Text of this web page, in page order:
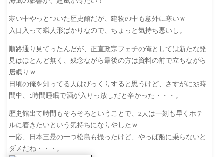
寒い中やっとついた歴史館だが、建物の中も意外に寒いｗ
入口入って蝋人形ばかりなので、ちょっと気持ち悪いし。
順路通り見てったんだが、正直政宗フェチの俺としては新たな発
見はほとんど無く、残念ながら最後の方は資料の前で立ちながら
居眠りｗ
日頃の俺を知ってる人はびっくりすると思うけど、さすがに33時
間中、1時間睡眠で酒が入りっ放しだと辛かった・・・。
歴史館出て時間もそろそろということで、2人は一刻も早くホテ
ルに着きたいという気持ちになりやしたｗ
一応、日本三景の一つ松島も撮ったけど、やっぱ船に乗らないと
ダメだね・・・。